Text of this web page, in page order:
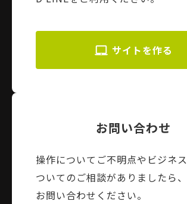
サイトを作る
お問い合わせ
操作についてご不明点やビジネ
ついてのご相談がありましたら
お問い合わせください。